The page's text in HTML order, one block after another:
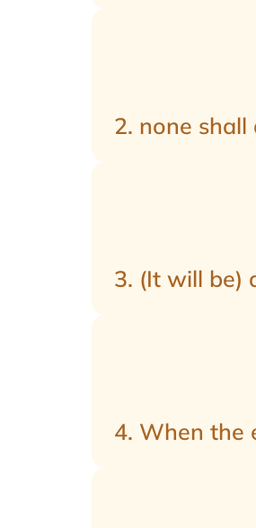
2. none shall
3. (It will be)
4. When the